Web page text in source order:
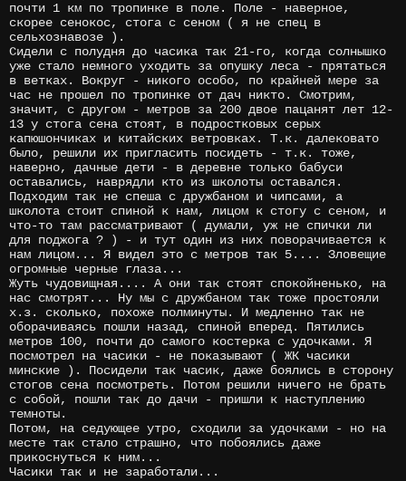
почти 1 км по тропинке в поле. Поле - наверное,
скорее сенокос, стога с сеном ( я не спец в
сельхознавозе ).
Сидели с полудня до часика так 21-го, когда солнышко
уже стало немного уходить за опушку леса - прятаться
в ветках. Вокруг - никого особо, по крайней мере за
час не прошел по тропинке от дач никто. Смотрим,
значит, с другом - метров за 200 двое пацанят лет 12-
13 у стога сена стоят, в подростковых серых
капюшончиках и китайских ветровках. Т.к. далековато
было, решили их пригласить посидеть - т.к. тоже,
наверно, дачные дети - в деревне только бабуси
оставались, наврядли кто из школоты оставался.
Подходим так не спеша с дружбаном и чипсами, а
школота стоит спиной к нам, лицом к стогу с сеном, и
что-то там рассматривают ( думали, уж не спички ли
для поджога ? ) - и тут один из них поворачивается к
нам лицом... Я видел это с метров так 5.... Зловещие
огромные черные глаза...
Жуть чудовищная.... А они так стоят спокойненько, на
нас смотрят... Ну мы с дружбаном так тоже простояли
х.з. сколько, похоже полминуты. И медленно так не
оборачиваясь пошли назад, спиной вперед. Пятились
метров 100, почти до самого костерка с удочками. Я
посмотрел на часики - не показывают ( ЖК часики
минские ). Посидели так часик, даже боялись в сторону
стогов сена посмотреть. Потом решили ничего не брать
с собой, пошли так до дачи - пришли к наступлению
темноты.
Потом, на седующее утро, сходили за удочками - но на
месте так стало страшно, что побоялись даже
прикоснуться к ним...
Часики так и не заработали...